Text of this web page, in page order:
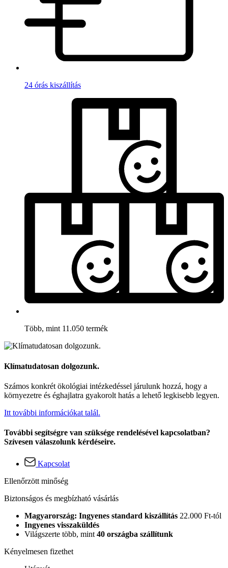
24 órás kiszállítás
Több, mint 11.050 termék
Klímatudatosan dolgozunk.
Számos konkrét ökológiai intézkedéssel járulunk hozzá, hogy a
környezetre és éghajlatra gyakorolt hatás a lehető legkisebb legyen.
Itt további információkat talál.
További segítségre van szüksége rendelésével kapcsolatban?
Szívesen válaszolunk kérdéseire.
Kapcsolat
Ellenőrzött minőség
Biztonságos és megbízható vásárlás
Magyarország: Ingyenes standard kiszállítás 22.000 Ft-tól
Ingyenes visszaküldés
Világszerte több, mint40 országba szállítunk
Kényelmesen fizethet